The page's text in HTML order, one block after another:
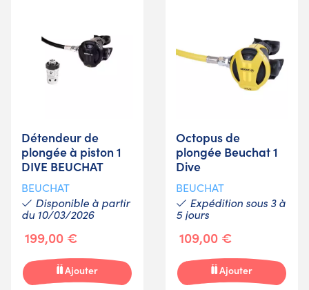
Détendeur de
plongée à piston 1
DIVE BEUCHAT
BEUCHAT
Disponible à partir
du 10/03/2026
199,00 €
Ajouter
Octopus de
plongée Beuchat 1
Dive
BEUCHAT
Expédition sous 3 à
5 jours
109,00 €
Ajouter